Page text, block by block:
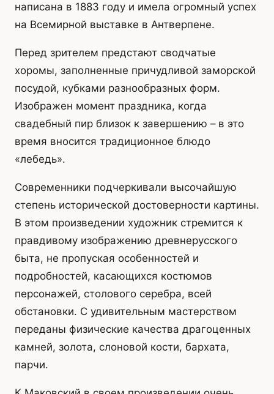
написана в 1883 году и имела огромный успех
на Всемирной выставке в Антверпене.
Перед зрителем предстают сводчатые
хоромы, заполненные причудливой заморской
посудой, кубками разнообразных форм.
Изображен момент праздника, когда
свадебный пир близок к завершению – в это
время вносится традиционное блюдо
«лебедь».
Современники подчеркивали высочайшую
степень исторической достоверности картины.
В этом произведении художник стремится к
правдивому изображению древнерусского
быта, не пропуская особенностей и
подробностей, касающихся костюмов
персонажей, столового серебра, всей
обстановки. С удивительным мастерством
переданы физические качества драгоценных
камней, золота, слоновой кости, бархата,
парчи.